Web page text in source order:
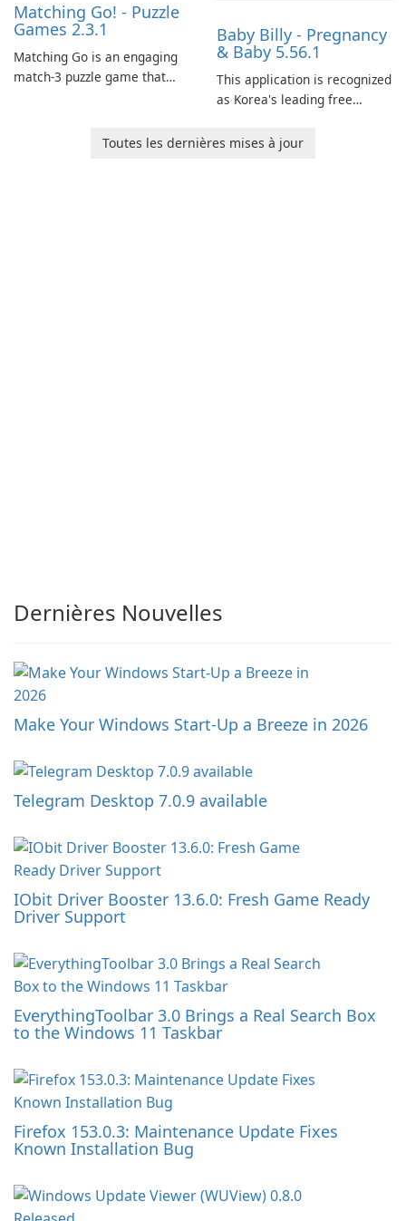
Matching Go! - Puzzle
Games 2.3.1
Matching Go is an engaging
match-3 puzzle game that
Ollie, on an adventurous
Baby Billy - Pregnancy
& Baby 5.56.1
This application is recognized
as Korea's leading free
baby tracking, offering
Toutes les dernières mises à jour
Dernières Nouvelles
Make Your Windows Start-Up a Breeze in 2026
Telegram Desktop 7.0.9 available
IObit Driver Booster 13.6.0: Fresh Game Ready
Driver Support
EverythingToolbar 3.0 Brings a Real Search Box
to the Windows 11 Taskbar
Firefox 153.0.3: Maintenance Update Fixes
Known Installation Bug